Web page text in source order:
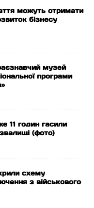
можуть отримати
бізнесу
музей
програми
11 годин гасили
(фото)
схему
з військового